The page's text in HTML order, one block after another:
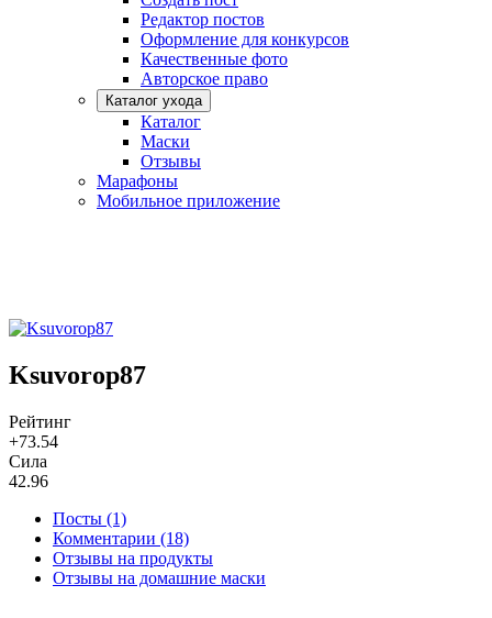
Редактор постов
Оформление для конкурсов
Качественные фото
Авторское право
Каталог ухода
Каталог
Маски
Отзывы
Марафоны
Мобильное приложение
Ksuvorop87
Рейтинг
+73.54
Сила
42.96
Посты (1)
Комментарии (18)
Отзывы на продукты
Отзывы на домашние маски